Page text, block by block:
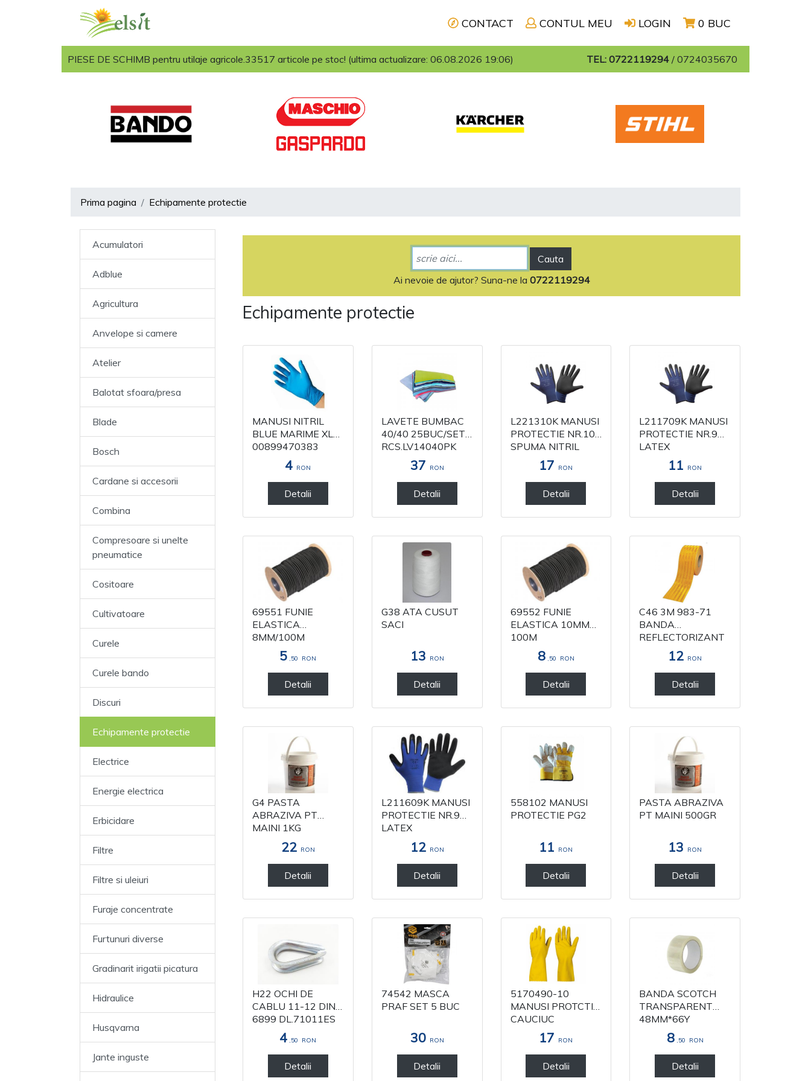
CONTACT CONTUL MEU LOGIN 0 BUC
PIESE DE SCHIMB pentru utilaje agricole.33517 articole pe stoc! (ultima actualizare: 06.08.2026 19:06) TEL: 0722119294 / 0724035670
Prima pagina Echipamente protectie
Acumulatori
Adblue
Agricultura
Anvelope si camere
Atelier
Balotat sfoara/presa
Blade
Bosch
Cardane si accesorii
Combina
Compresoare si unelte
pneumatice
Cositoare
Cultivatoare
Curele
Curele bando
Discuri
Echipamente protectie
Electrice
Energie electrica
Erbicidare
Filtre
Filtre si uleiuri
Furaje concentrate
Furtunuri diverse
Gradinarit irigatii picatura
Hidraulice
Husqvarna
Jante inguste
Cauta
Ai nevoie de ajutor? Suna-ne la 0722119294
Echipamente protectie
MANUSI NITRIL
BLUE MARIME XL
00899470383
4 RON
Detalii
LAVETE BUMBAC
40/40 25BUC/SET
RCS.LV14040PK
37 RON
Detalii
L221310K MANUSI
PROTECTIE NR.10
SPUMA NITRIL
17 RON
Detalii
L211709K MANUSI
PROTECTIE NR.9
LATEX
11 RON
Detalii
69551 FUNIE
ELASTICA
8MM/100M
5 ,50 RON
Detalii
G38 ATA CUSUT
SACI
13 RON
Detalii
69552 FUNIE
ELASTICA 10MM
100M
8,50 RON
Detalii
C46 3M 983-71
BANDA
REFLECTORIZANT
A GALBENA
53.5MM12 RON
Detalii
G4 PASTA
ABRAZIVA PT
MAINI 1KG
22 RON
Detalii
L211609K MANUSI
PROTECTIE NR.9
LATEX
12 RON
Detalii
558102 MANUSI
PROTECTIE PG2
11 RON
Detalii
PASTA ABRAZIVA
PT MAINI 500GR
13 RON
Detalii
H22 OCHI DE
CABLU 11-12 DIN
6899 DL.71011ES
4 ,50 RON
Detalii
74542 MASCA
PRAF SET 5 BUC
30 RON
Detalii
5170490-10
MANUSI PROTCTIE
CAUCIUC
(ERBICIDARE)NR
17 RON
Detalii
BANDA SCOTCH
TRANSPARENT
48MM*66Y
8,50 RON
Detalii